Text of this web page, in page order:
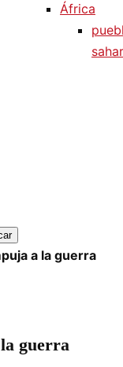
África
a la guerra
guerra